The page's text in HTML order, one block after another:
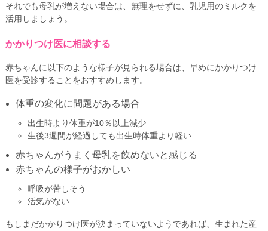
それでも母乳が増えない場合は、無理をせずに、乳児用のミルクを
活用しましょう。
かかりつけ医に相談する
赤ちゃんに以下のような様子が見られる場合は、早めにかかりつけ
医を受診することをおすすめします。
体重の変化に問題がある場合
出生時より体重が10％以上減少
生後3週間が経過しても出生時体重より軽い
赤ちゃんがうまく母乳を飲めないと感じる
赤ちゃんの様子がおかしい
呼吸が苦しそう
活気がない
もしまだかかりつけ医が決まっていないようであれば、生まれた産